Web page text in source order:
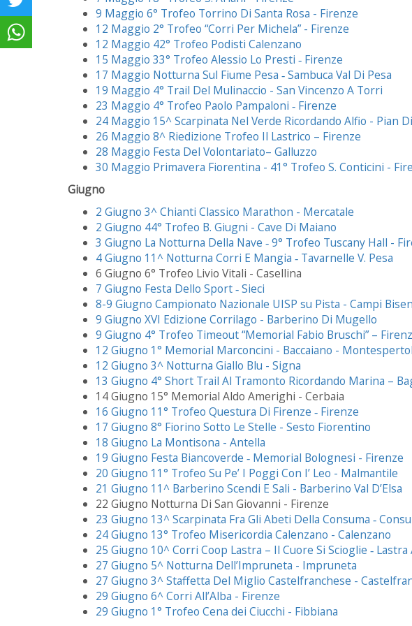
9 Maggio 6° Trofeo Torrino Di Santa Rosa - Firenze
12 Maggio 2° Trofeo “Corri Per Michela” - Firenze
12 Maggio 42° Trofeo Podisti Calenzano
15 Maggio 33° Trofeo Alessio Lo Presti ‐ Firenze
17 Maggio Notturna Sul Fiume Pesa ‐ Sambuca Val Di Pesa
19 Maggio 4° Trail Del Mulinaccio - San Vincenzo A Torri
23 Maggio 4° Trofeo Paolo Pampaloni ‐ Firenze
24 Maggio 15^ Scarpinata Nel Verde Ricordando Alfio - Pian
26 Maggio 8^ Riedizione Trofeo Il Lastrico – Firenze
28 Maggio Festa Del Volontariato– Galluzzo
30 Maggio Primavera Fiorentina - 41° Trofeo S. Conticini -
Giugno
2 Giugno 3^ Chianti Classico Marathon - Mercatale
2 Giugno 44° Trofeo B. Giugni - Cave Di Maiano
3 Giugno La Notturna Della Nave ‐ 9° Trofeo Tuscany Hall -
4 Giugno 11^ Notturna Corri E Mangia ‐ Tavarnelle V. Pesa
6 Giugno 6° Trofeo Livio Vitali - Casellina
7 Giugno Festa Dello Sport ‐ Sieci
8-9 Giugno Campionato Nazionale UISP su Pista - Campi
9 Giugno XVI Edizione Corrilago - Barberino Di Mugello
9 Giugno 4° Trofeo Timeout “Memorial Fabio Bruschi” –
12 Giugno 1° Memorial Marconcini - Baccaiano -
12 Giugno 3^ Notturna Giallo Blu - Signa
13 Giugno 4° Short Trail Al Tramonto Ricordando Marina –
14 Giugno 15° Memorial Aldo Amerighi - Cerbaia
16 Giugno 11° Trofeo Questura Di Firenze ‐ Firenze
17 Giugno 8° Fiorino Sotto Le Stelle - Sesto Fiorentino
18 Giugno La Montisona - Antella
19 Giugno Festa Biancoverde ‐ Memorial Bolognesi - Firenze
20 Giugno 11° Trofeo Su Pe’ I Poggi Con I’ Leo - Malmantile
21 Giugno 11^ Barberino Scendi E Sali - Barberino Val D’Elsa
22 Giugno Notturna Di San Giovanni - Firenze
23 Giugno 13^ Scarpinata Fra Gli Abeti Della Consuma ‐
24 Giugno 13° Trofeo Misericordia Calenzano - Calenzano
25 Giugno 10^ Corri Coop Lastra – Il Cuore Si Scioglie ‐ Lastra
27 Giugno 5^ Notturna Dell’Impruneta - Impruneta
27 Giugno 3^ Staffetta Del Miglio Castelfranchese -
29 Giugno 6^ Corri All’Alba - Firenze
29 Giugno 1° Trofeo Cena dei Ciucchi - Fibbiana